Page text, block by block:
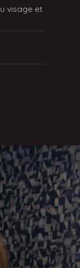
visage et